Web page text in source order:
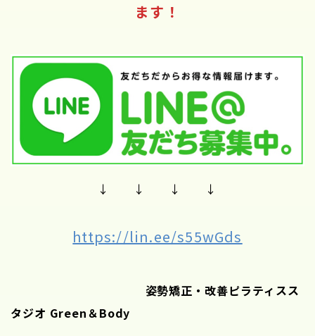
ます！
↓ ↓ ↓ ↓
https://lin.ee/s55wGds
姿勢矯正・改善ピラティスス
タジオ Green＆Body